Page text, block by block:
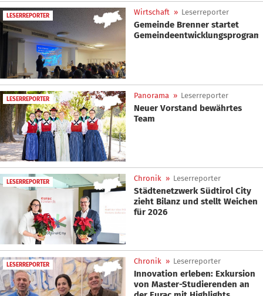
LESERREPORTER Wirtschaft » Leserreporter
Gemeinde Brenner startet
LESERREPORTER Panorama » Leserreporter
Neuer Vorstand bewährtes
Team
LESERREPORTER Chronik » Leserreporter
Städtenetzwerk Südtirol City
zieht Bilanz und stellt Weichen
für 2026
LESERREPORTER Chronik » Leserreporter
Innovation erleben: Exkursion
von Master-Studierenden an